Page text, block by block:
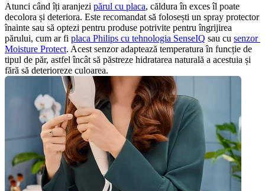
Atunci când îți aranjezi părul cu placa, căldura în exces îl poate
decolora și deteriora. Este recomandat să folosești un spray protector
înainte sau să optezi pentru produse potrivite pentru îngrijirea
părului, cum ar fi placa Philips cu tehnologia SenseIQ sau cu senzor
Moisture Protect. Acest senzor adaptează temperatura în funcție de
tipul de păr, astfel încât să păstreze hidratarea naturală a acestuia și
fără să deterioreze culoarea.